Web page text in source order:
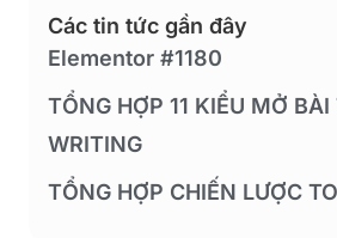
Các tin tức gần đây
Elementor #1180
TỔNG HỢP 11 KIỂU MỞ BÀI
WRITING
TỔNG HỢP CHIẾN LƯỢC